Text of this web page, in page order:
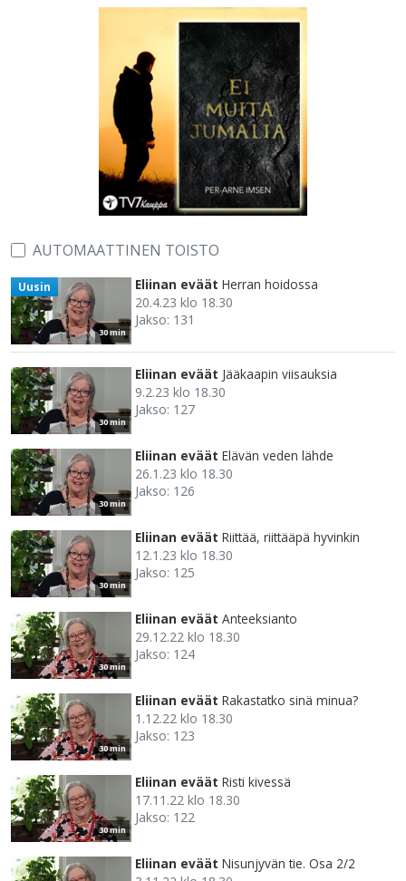
AUTOMAATTINEN TOISTO
30 min
Uusin Eliinan eväät Herran hoidossa
20.4.23 klo 18.30
Jakso: 131
30 min
Eliinan eväät Jääkaapin viisauksia
9.2.23 klo 18.30
Jakso: 127
30 min
Eliinan eväät Elävän veden lähde
26.1.23 klo 18.30
Jakso: 126
30 min
Eliinan eväät Riittää, riittääpä hyvinkin
12.1.23 klo 18.30
Jakso: 125
30 min
Eliinan eväät Anteeksianto
29.12.22 klo 18.30
Jakso: 124
30 min
Eliinan eväät Rakastatko sinä minua?
1.12.22 klo 18.30
Jakso: 123
30 min
Eliinan eväät Risti kivessä
17.11.22 klo 18.30
Jakso: 122
Eliinan eväät Nisunjyvän tie. Osa 2/2